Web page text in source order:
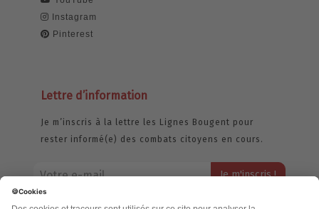
Instagram
Pinterest
Lettre d’information
Je m’inscris à la lettre les Lignes Bougent pour
rester informé(e) des combats citoyens en cours.